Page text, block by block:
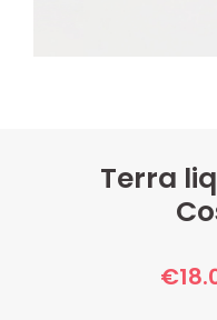
Terra
€